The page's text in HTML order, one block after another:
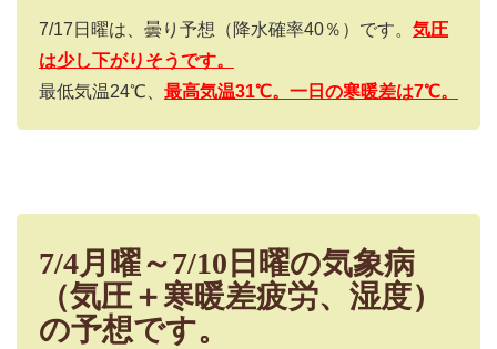
7/17 日曜は、曇り予想（降水確率40％）です。 気圧
は少し下がりそうです。
最低気温24℃、 最高気温31℃。一日の寒暖差は7℃。
7/4月曜～7/10日曜の気象病
（気圧＋寒暖差疲労、湿度）
の予想です。